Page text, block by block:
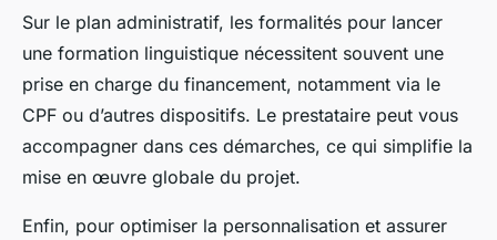
Sur le plan administratif, les formalités pour lancer
une formation linguistique nécessitent souvent une
prise en charge du financement, notamment via le
CPF ou d’autres dispositifs. Le prestataire peut vous
accompagner dans ces démarches, ce qui simplifie la
mise en œuvre globale du projet.
Enfin, pour optimiser la personnalisation et assurer